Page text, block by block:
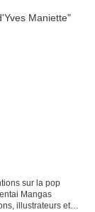
sur la pop
Mangas
illustrateurs et